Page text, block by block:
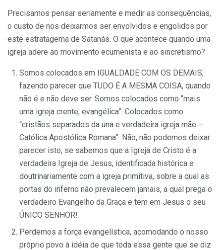
Precisamos pensar seriamente e medir as consequências,
o custo de nos deixarmos ser envolvidos e engolidos por
este estratagema de Satanás. O que acontece quando uma
igreja adere ao movimento ecumenista e ao sincretismo?
Somos colocados em IGUALDADE COM OS DEMAIS,
fazendo parecer que TUDO É A MESMA COISA, quando
não é e não deve ser. Somos colocados como “mais
uma igreja crente, evangélica”. Colocados como
“cristãos separados da una e verdadeira igreja mãe –
Católica Apostólica Romana”. Não, não podemos deixar
parecer isto, se sabemos que a Igreja de Cristo é a
verdadeira Igreja de Jesus, identificada histórica e
doutrinariamente com a igreja primitiva, sobre a qual as
portas do inferno não prevalecem jamais, a qual prega o
verdadeiro Evangelho da Graça e tem em Jesus o seu
ÚNICO SENHOR!
Perdemos a força evangelística, acomodando o nosso
próprio povo à idéia de que toda essa gente que se diz